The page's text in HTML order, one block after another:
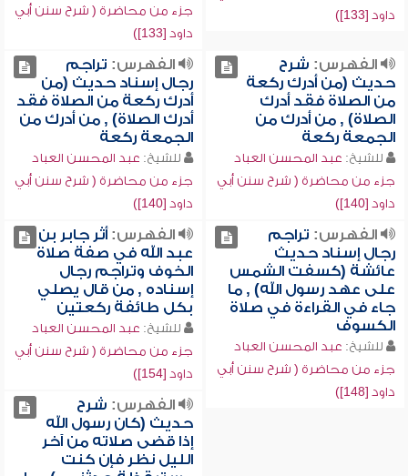
داود [133])
جزء من محاضرة ( شرح سنن أبي
داود [133])
الفهرس: شرح
حديث (من أدرك ركعة
من الصلاة فقد أدرك
الصلاة) , من أدرك من
الجمعة ركعة
للشيخ: عبد المحسن العباد
جزء من محاضرة ( شرح سنن أبي
داود [140])
الفهرس: تراجم
رجال إسناد حديث (من
أدرك ركعة من الصلاة فقد
أدرك الصلاة) , من أدرك من
الجمعة ركعة
للشيخ: عبد المحسن العباد
جزء من محاضرة ( شرح سنن أبي
داود [140])
الفهرس: تراجم
رجال إسناد حديث
عائشة (كسفت الشمس
على عهد رسول الله) , ما
جاء في القراءة في صلاة
الكسوف
للشيخ: عبد المحسن العباد
جزء من محاضرة ( شرح سنن أبي
داود [148])
الفهرس:أثر جابر بن
عبد الله في صفة صلاة
الخوف وتراجم رجال
إسناده , من قال يصلي
بكل طائفة ركعتين
للشيخ: عبد المحسن العباد
جزء من محاضرة ( شرح سنن أبي
داود [154])
الفهرس: شرح
حديث (كان رسول الله
إذا قضى صلاته من آخر
الليل نظر فإن كنت